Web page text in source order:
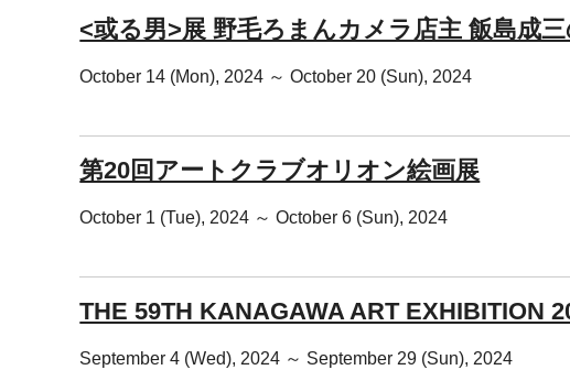
<或る男>展 野毛ろまんカメラ店主 飯島成
October 14 (Mon), 2024 ～ October 20 (Sun), 2024
第20回アートクラブオリオン絵画展
October 1 (Tue), 2024 ～ October 6 (Sun), 2024
THE 59TH KANAGAWA ART EXHIBITION
September 4 (Wed), 2024 ～ September 29 (Sun), 2024